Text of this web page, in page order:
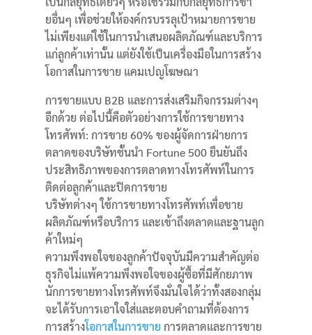
ยอื่นๆ เพื่อช่วยให้องค์กรบรรลุเป้าหมายการขาย
ไม่เพียงแต่ใช้ในการนำเสนอผลิตภัณฑ์และบริการ
แก่ลูกค้าเท่านั้น แต่ยังใช้เป็นเครื่องมือในการสร้าง
โอกาสในการขาย แคมเปญโฆษณา
การขายแบบ B2B และการส่งเสริมกิจกรรมต่างๆ
อีกด้วย ต่อไปนี้คือตัวอย่างการใช้การขายทาง
โทรศัพท์: การขาย 60% ของผู้จัดการฝ่ายการ
ตลาดของบริษัทชั้นนำ Fortune 500 ยืนยันถึง
ประสิทธิภาพของการตลาดทางโทรศัพท์ในการ
ติดต่อลูกค้าและปิดการขาย
บริษัทต่างๆ ใช้การขายทางโทรศัพท์เพื่อขาย
ผลิตภัณฑ์หรือบริการ และเข้าถึงตลาดและฐานลูก
ค้าใหม่ๆ
ความพึงพอใจของลูกค้าปัจจุบันมีความสำคัญต่อ
ธุรกิจไม่แพ้ความพึงพอใจของผู้ซื้อที่มีศักยภาพ
นักการขายทางโทรศัพท์จึงมั่นใจได้ว่าทั้งสองกลุ่ม
จะได้รับการเอาใจใส่และตอบคำถามที่ต้องการ
การสร้างโอกาสในการขาย การตลาดและการขาย